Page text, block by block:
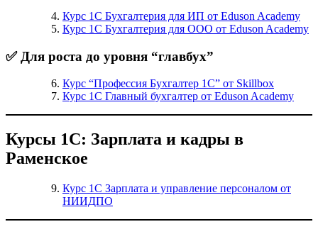
Курс 1С Бухгалтерия для ИП от Eduson Academy
Курс 1С Бухгалтерия для ООО от Eduson Academy
✅ Для роста до уровня “главбух”
Курс “Профессия Бухгалтер 1С” от Skillbox
Курс 1С Главный бухгалтер от Eduson Academy
Курсы 1С: Зарплата и кадры в
Раменское
Курс 1С Зарплата и управление персоналом от
НИИДПО